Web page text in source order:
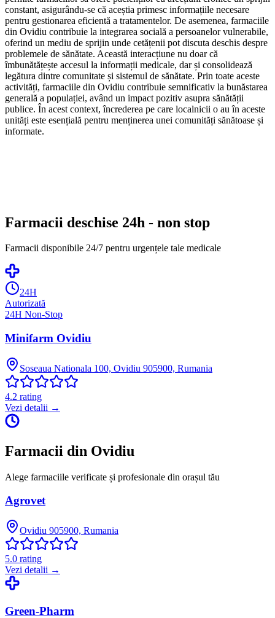
constant, asigurându-se că aceștia primesc informațiile necesare
pentru gestionarea eficientă a tratamentelor. De asemenea, farmaciile
din Ovidiu contribuie la integrarea socială a persoanelor vulnerabile,
oferind un mediu de sprijin unde cetățenii pot discuta deschis despre
problemele de sănătate. Această interacțiune nu doar că
îmbunătățește accesul la informații medicale, dar și consolidează
legătura dintre comunitate și sistemul de sănătate. Prin toate aceste
activități, farmaciile din Ovidiu contribuie semnificativ la bunăstarea
generală a populației, având un impact pozitiv asupra sănătății
publice. În acest context, încrederea pe care localnicii o au în aceste
unități este esențială pentru menținerea unei comunități sănătoase și
informate.
Farmacii deschise 24h - non stop
Farmacii disponibile 24/7 pentru urgențele tale medicale
24H
Autorizată
24H Non-Stop
Minifarm Ovidiu
Soseaua Nationala 100, Ovidiu 905900, Rumania
4.2 rating
Vezi detalii →
Farmacii din Ovidiu
Alege farmaciile verificate și profesionale din orașul tău
Agrovet
Ovidiu 905900, Rumania
5.0 rating
Vezi detalii →
Green-Pharm